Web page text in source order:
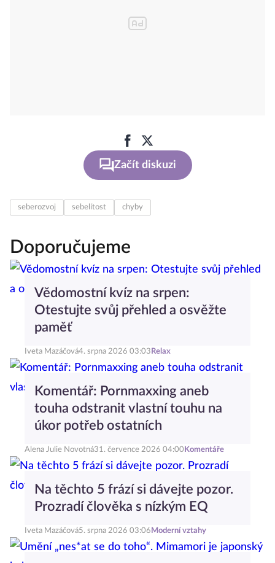
Začít diskuzi
seberozvoj sebelítost chyby
Doporučujeme
Vědomostní kvíz na srpen:
Otestujte svůj přehled a osvěžte
paměť
Iveta Mazáčová4. srpna 2026 03:03 Relax
Komentář: Pornmaxxing aneb
touha odstranit vlastní touhu na
úkor potřeb ostatních
Alena Julie Novotná31. července 2026 04:00 Komentáře
Na těchto 5 frází si dávejte pozor.
Prozradí člověka s nízkým EQ
Iveta Mazáčová5. srpna 2026 03:06 Moderní vztahy